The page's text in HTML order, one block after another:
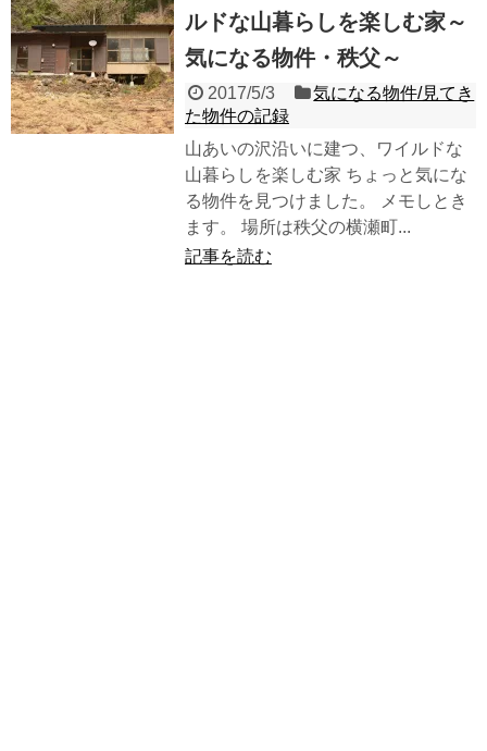
ルドな山暮らしを楽しむ家～
気になる物件・秩父～
2017/5/3
気になる物件/見てき
た物件の記録
山あいの沢沿いに建つ、ワイルドな
山暮らしを楽しむ家 ちょっと気にな
る物件を見つけました。 メモしとき
ます。 場所は秩父の横瀬町...
記事を読む